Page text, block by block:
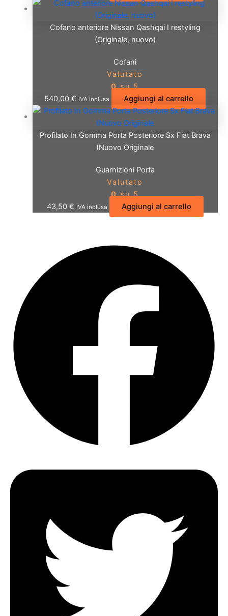
Cofano anteriore Nissan Qashqai I restyling
(Originale, nuovo)
Cofani
Valutato
0su 5
540,00€ IVA inclusa Aggiungi al carrello
Profilato In Gomma Porta Posteriore Sx Fiat Brava
(Nuovo Originale
Guarnizioni Porta
Valutato
0su 5
43,50 € IVA inclusa Aggiungi al carrello